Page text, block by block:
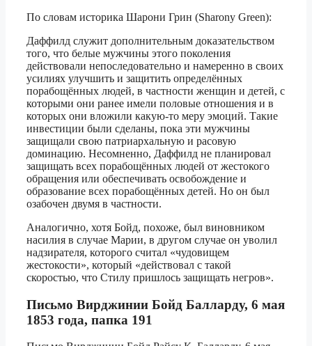
По словам историка Шарони Грин (Sharony Green):
Даффилд служит дополнительным доказательством
того, что белые мужчины этого поколения
действовали непоследовательно и намеренно в своих
усилиях улучшить и защитить определённых
порабощённых людей, в частности женщин и детей, с
которыми они ранее имели половые отношения и в
которых они вложили какую-то меру эмоций. Такие
инвестиции были сделаны, пока эти мужчины
защищали свою патриархальную и расовую
доминацию. Несомненно, Даффилд не планировал
защищать всех порабощённых людей от жестокого
обращения или обеспечивать освобождение и
образование всех порабощённых детей. Но он был
озабочен двумя в частности.
Аналогично, хотя Бойд, похоже, был виновником
насилия в случае Марии, в другом случае он уволил
надзирателя, которого считал «чудовищем
жестокости», который «действовал с такой
скоростью, что Стилу пришлось защищать негров».
Письмо Вирджинии Бойд Балларду, 6 мая
1853 года, папка 191